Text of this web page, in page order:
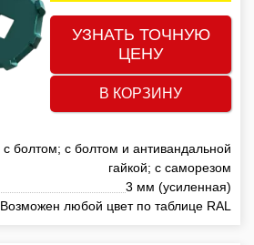
УЗНАТЬ ТОЧНУЮ
ЦЕНУ
В КОРЗИНУ
с болтом; с болтом и антивандальной
гайкой; с саморезом
3 мм (усиленная)
Возможен любой цвет по таблице RAL